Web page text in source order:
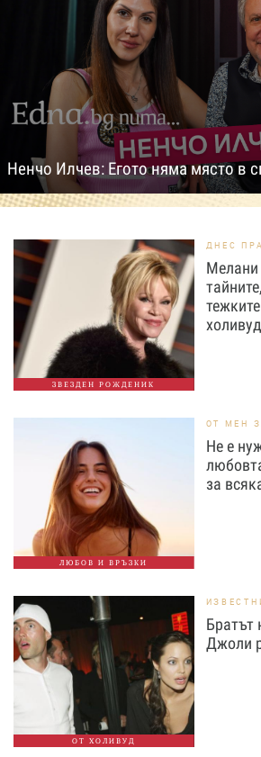
Ненчо Илчев: Егото няма място в
ЗВЕЗДЕН РОЖДЕНИК
ДНЕС
Мелани
ЛЮБОВ И ВРЪЗКИ
ОТ МЕН
Не е
за
ОТ ХОЛИВУД
Братът
Джоли